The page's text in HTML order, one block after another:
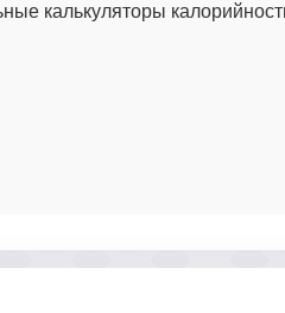
калькуляторы